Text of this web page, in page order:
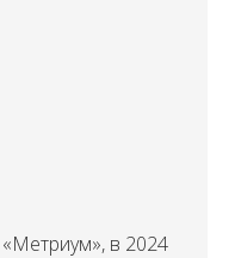
в 2024